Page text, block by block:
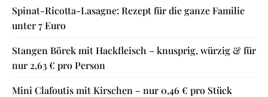
Spinat-Ricotta-Lasagne: Rezept für die ganze Familie
unter 7 Euro
Stangen Börek mit Hackfleisch – knusprig, würzig & für
nur 2,63 € pro Person
Mini Clafoutis mit Kirschen – nur 0,46 € pro Stück